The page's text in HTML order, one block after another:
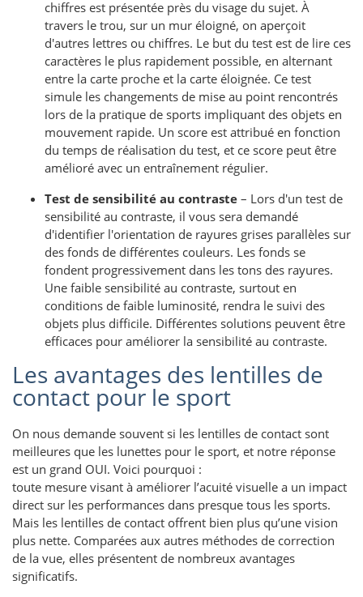
chiffres est présentée près du visage du sujet. À
travers le trou, sur un mur éloigné, on aperçoit
d'autres lettres ou chiffres. Le but du test est de lire ces
caractères le plus rapidement possible, en alternant
entre la carte proche et la carte éloignée. Ce test
simule les changements de mise au point rencontrés
lors de la pratique de sports impliquant des objets en
mouvement rapide. Un score est attribué en fonction
du temps de réalisation du test, et ce score peut être
amélioré avec un entraînement régulier.
Test de sensibilité au contraste – Lors d'un test de
sensibilité au contraste, il vous sera demandé
d'identifier l'orientation de rayures grises parallèles sur
des fonds de différentes couleurs. Les fonds se
fondent progressivement dans les tons des rayures.
Une faible sensibilité au contraste, surtout en
conditions de faible luminosité, rendra le suivi des
objets plus difficile. Différentes solutions peuvent être
efficaces pour améliorer la sensibilité au contraste.
Les avantages des lentilles de
contact pour le sport
On nous demande souvent si les lentilles de contact sont
meilleures que les lunettes pour le sport, et notre réponse
est un grand OUI. Voici pourquoi :
toute mesure visant à améliorer l’acuité visuelle a un impact
direct sur les performances dans presque tous les sports.
Mais les lentilles de contact offrent bien plus qu’une vision
plus nette. Comparées aux autres méthodes de correction
de la vue, elles présentent de nombreux avantages
significatifs.